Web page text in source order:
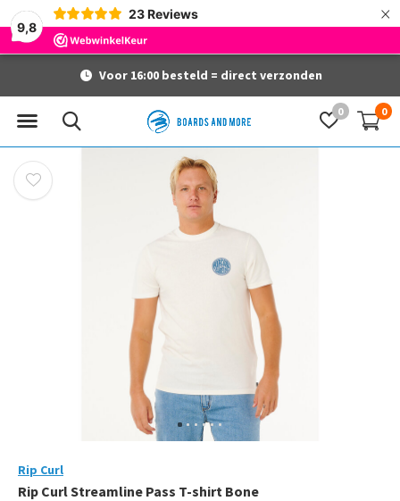
9,8
23 Reviews ×
0 0
Voor 16:00 besteld = direct verzonden
Rip Curl
Rip Curl Streamline Pass T-shirt Bone